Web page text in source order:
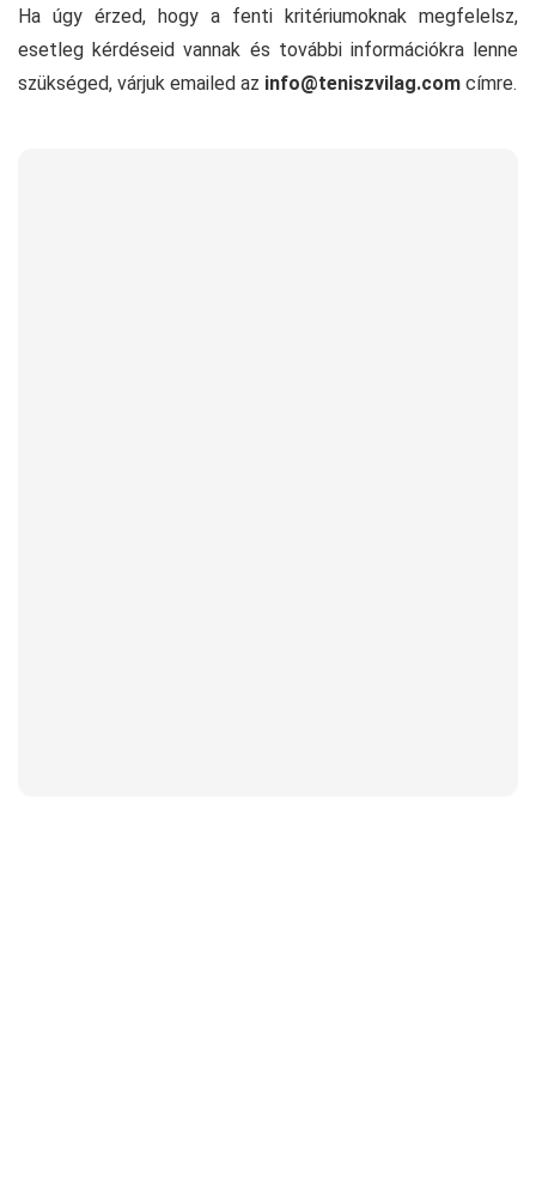
Ha úgy érzed, hogy a fenti kritériumoknak megfelelsz,
esetleg kérdéseid vannak és további információkra lenne
szükséged, várjuk emailed az info@teniszvilag.com címre.